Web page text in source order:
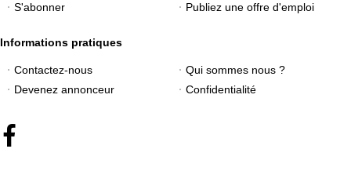
S'abonner
Publiez une offre d'emploi
Informations pratiques
Contactez-nous
Qui sommes nous ?
Devenez annonceur
Confidentialité